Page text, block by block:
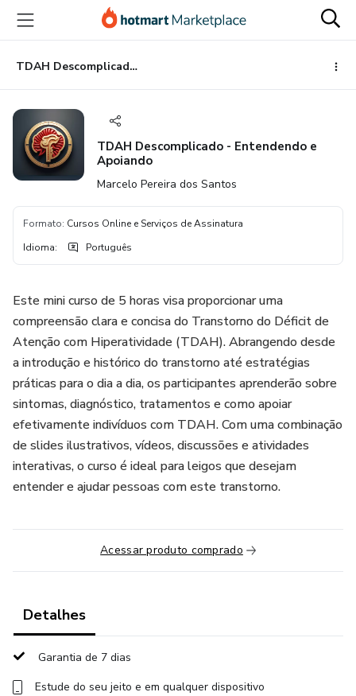
para
conteúdo
principal
para
pagamento
para
rodapé
TDAH Descomplicado - Entendendo e Apoiando
TDAH Descomplicado - Entendendo e
Apoiando
Marcelo Pereira dos Santos
Formato: Cursos Online e Serviços de Assinatura
Idioma: Português
Este mini curso de 5 horas visa proporcionar uma
compreensão clara e concisa do Transtorno do Déficit de
Atenção com Hiperatividade (TDAH). Abrangendo desde
a introdução e histórico do transtorno até estratégias
práticas para o dia a dia, os participantes aprenderão sobre
sintomas, diagnóstico, tratamentos e como apoiar
efetivamente indivíduos com TDAH. Com uma combinação
de slides ilustrativos, vídeos, discussões e atividades
interativas, o curso é ideal para leigos que desejam
entender e ajudar pessoas com este transtorno.
Acessar produto comprado
Detalhes
Garantia de 7 dias
Estude do seu jeito e em qualquer dispositivo